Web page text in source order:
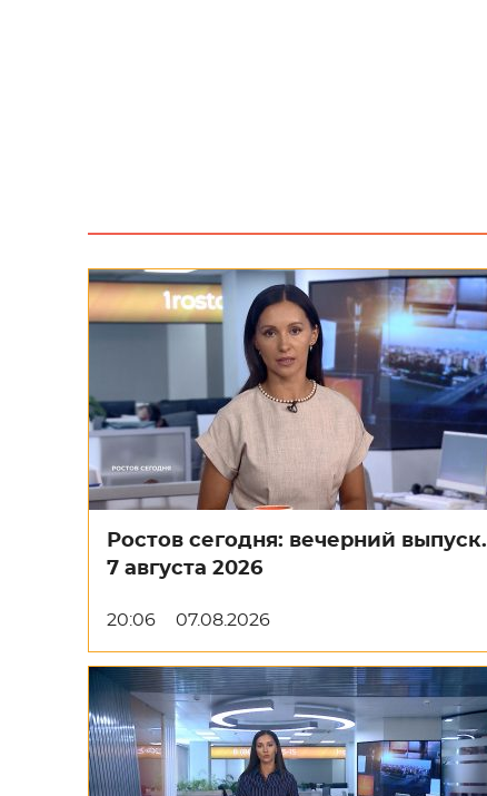
Ростов сегодня: вечерний выпуск.
7 августа 2026
20:06 07.08.2026